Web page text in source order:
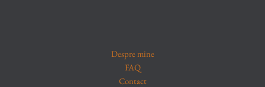
Despre mine
FAQ
Contact